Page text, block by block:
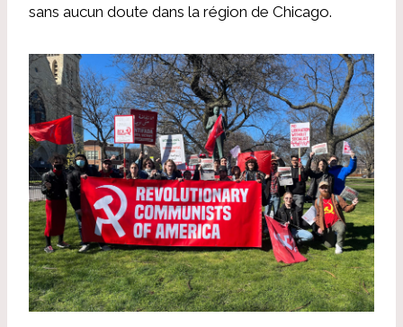
sans aucun doute dans la région de Chicago.